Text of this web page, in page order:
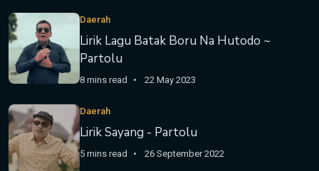
Daerah
Lirik Lagu Batak Boru Na Hutodo ~
Partolu
8 mins read 22 May 2023
Daerah
Lirik Sayang - Partolu
5 mins read 26 September 2022